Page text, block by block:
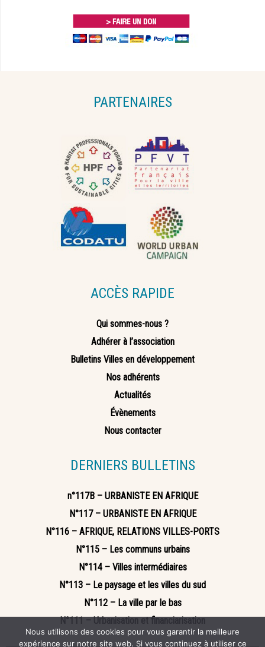
PARTENAIRES
ACCÈS RAPIDE
Qui sommes-nous ?
Adhérer à l’association
Bulletins Villes en développement
Nos adhérents
Actualités
Évènements
Nous contacter
DERNIERS BULLETINS
n°117B – URBANISTE EN AFRIQUE
N°117 – URBANISTE EN AFRIQUE
N°116 – AFRIQUE, RELATIONS VILLES-PORTS
N°115 – Les communs urbains
N°114 – Villes intermédiaires
N°113 – Le paysage et les villes du sud
N°112 – La ville par le bas
N°111 – Urbanisation et financiarisation
Nous utilisons des cookies pour vous garantir la meilleure
expérience sur notre site web. Si vous continuez à utiliser ce